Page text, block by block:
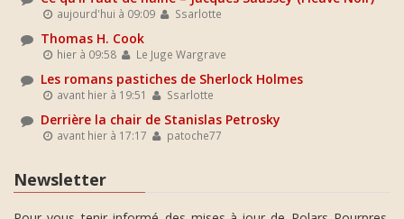
aujourd'hui à 09:09 Ssarlotte
Thomas H. Cook
hier à 09:58 Le Juge Wargrave
Les romans pastiches de Sherlock Holmes
avant hier à 19:51 Ssarlotte
Derrière la chair de Stanislas Petrosky
avant hier à 17:17 patoche77
Newsletter